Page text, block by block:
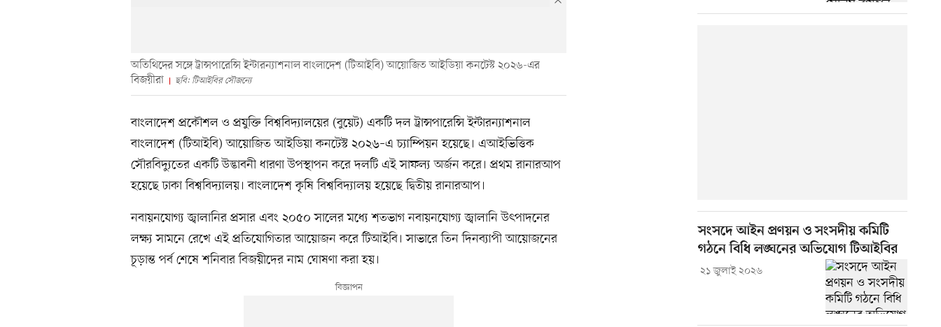
অতিথিদের সঙ্গে ট্রান্সপারেন্সি ইন্টারন্যাশনাল বাংলাদেশ (টিআইবি) আয়োজিত আইডিয়া কনটেস্ট ২০২৬-এর
বিজয়ীরা
ছবি: টিআইবির সৌজন্যে
বাংলাদেশ প্রকৌশল ও প্রযুক্তি বিশ্ববিদ্যালয়ের (বুয়েট) একটি দল ট্রান্সপারেন্সি ইন্টারন্যাশনাল
বাংলাদেশ (টিআইবি) আয়োজিত আইডিয়া কনটেস্ট ২০২৬–এ চ্যাম্পিয়ন হয়েছে। এআইভিত্তিক
সৌরবিদ্যুতের একটি উদ্ভাবনী ধারণা উপস্থাপন করে দলটি এই সাফল্য অর্জন করে। প্রথম রানারআপ
হয়েছে ঢাকা বিশ্ববিদ্যালয়। বাংলাদেশ কৃষি বিশ্ববিদ্যালয় হয়েছে দ্বিতীয় রানারআপ।
নবায়নযোগ্য জ্বালানির প্রসার এবং ২০৫০ সালের মধ্যে শতভাগ নবায়নযোগ্য জ্বালানি উৎপাদনের
লক্ষ্য সামনে রেখে এই প্রতিযোগিতার আয়োজন করে টিআইবি। সাভারে তিন দিনব্যাপী আয়োজনের
চূড়ান্ত পর্ব শেষে শনিবার বিজয়ীদের নাম ঘোষণা করা হয়।
সংসদে আইন প্রণয়ন ও সংসদীয় কমিটি
গঠনে বিধি লঙ্ঘনের অভিযোগ টিআইবির
২১ জুলাই ২০২৬